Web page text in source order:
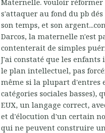
s'attaquer au fond du pb
son temps, et son
Darcos, la maternelle n'est
contenterait de simples
J'ai constaté que les
le plan intellectuel, pas
même si la plupart d'entres
catégories sociales basses),
EUX, un langage correct,
et d'élocution d'un certain
qui ne peuvent construire